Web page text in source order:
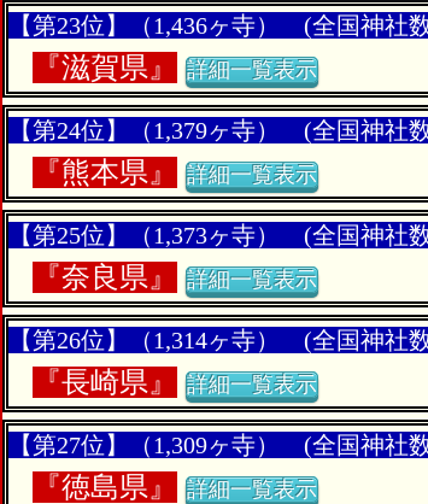
【第23位】（1,436ヶ寺） (全国神社
『滋賀県』 詳細一覧表示
【第24位】（1,379ヶ寺） (全国神社
『熊本県』 詳細一覧表示
【第25位】（1,373ヶ寺） (全国神社
『奈良県』 詳細一覧表示
【第26位】（1,314ヶ寺） (全国神社
『長崎県』 詳細一覧表示
【第27位】（1,309ヶ寺） (全国神社
『徳島県』 詳細一覧表示